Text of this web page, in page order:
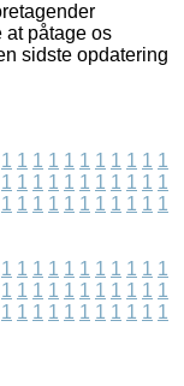
at påtage os
sidste opdatering
1 1 1 1 1 1 1 1 1 1 1
1 1 1 1 1 1 1 1 1 1 1
1 1 1 1 1 1 1 1 1 1 1
1 1 1 1 1 1 1 1 1 1 1
1 1 1 1 1 1 1 1 1 1 1
1 1 1 1 1 1 1 1 1 1 1